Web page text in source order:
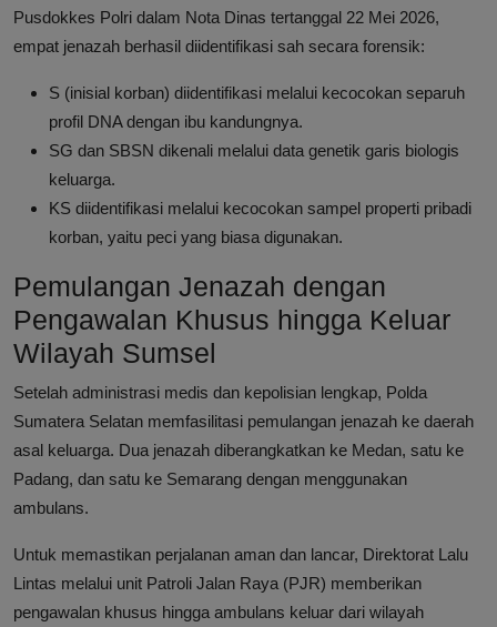
Pusdokkes Polri dalam Nota Dinas tertanggal 22 Mei 2026,
empat jenazah berhasil diidentifikasi sah secara forensik:
S (inisial korban) diidentifikasi melalui kecocokan separuh
profil DNA dengan ibu kandungnya.
SG dan SBSN dikenali melalui data genetik garis biologis
keluarga.
KS diidentifikasi melalui kecocokan sampel properti pribadi
korban, yaitu peci yang biasa digunakan.
Pemulangan Jenazah dengan
Pengawalan Khusus hingga Keluar
Wilayah Sumsel
Setelah administrasi medis dan kepolisian lengkap, Polda
Sumatera Selatan memfasilitasi pemulangan jenazah ke daerah
asal keluarga. Dua jenazah diberangkatkan ke Medan, satu ke
Padang, dan satu ke Semarang dengan menggunakan
ambulans.
Untuk memastikan perjalanan aman dan lancar, Direktorat Lalu
Lintas melalui unit Patroli Jalan Raya (PJR) memberikan
pengawalan khusus hingga ambulans keluar dari wilayah